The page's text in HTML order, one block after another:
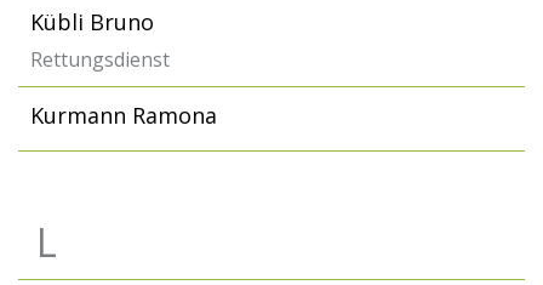
Kübli Bruno
Rettungsdienst
Kurmann Ramona
L